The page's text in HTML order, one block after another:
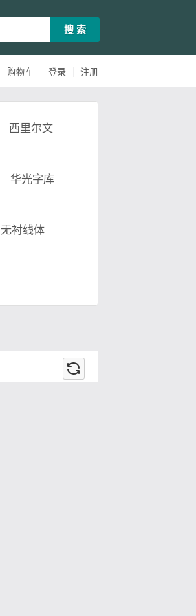
搜 索
购物车 登录 注册
西里尔文
华光字库
无衬线体